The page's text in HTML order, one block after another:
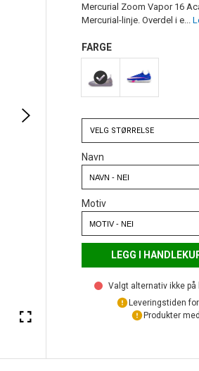
Mercurial Zoom Vapor 16
Mercurial-linje. Overdel i e...
FARGE
VELG STØRRELSE
Navn
Motiv
LEGG I
Valgt alternativ ikke på
Leveringstiden
Produkter